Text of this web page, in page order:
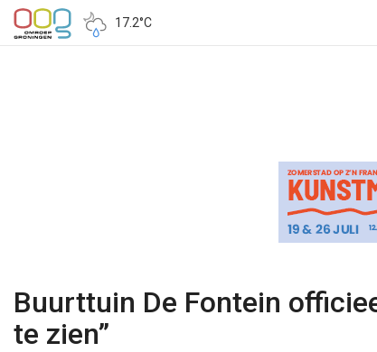
17.2°C
Buurttuin De Fontein
te zien”